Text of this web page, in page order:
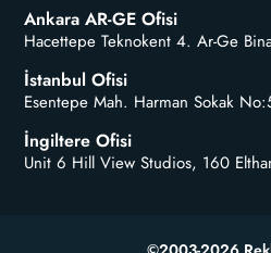
Ankara AR-GE Ofisi
Hacettepe Teknokent 4. Ar-Ge
İstanbul Ofisi
Esentepe Mah. Harman Sokak
İngiltere Ofisi
Unit 6 Hill View Studios, 160